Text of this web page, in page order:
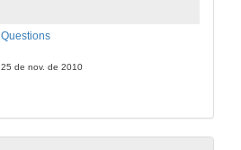
Questions
25 de nov. de 2010